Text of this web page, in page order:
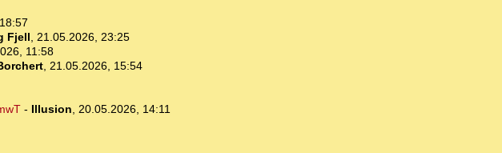
Fjell, 21.05.2026, 23:25
11:58
, 21.05.2026, 15:54
- Illusion, 20.05.2026, 14:11